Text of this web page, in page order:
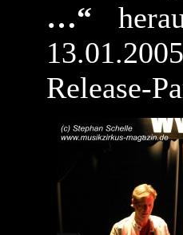
…“
Release-